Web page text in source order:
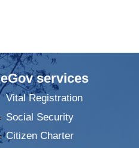
eGov services
Vital Registration
Social Security
Citizen Charter